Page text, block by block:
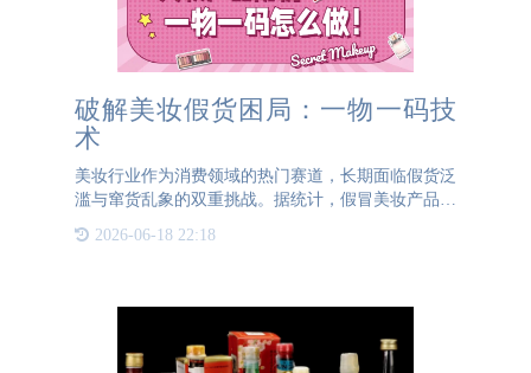
破解美妆假货困局：一物一码技
术
美妆行业作为消费领域的热门赛道，长期面临假货泛
滥与窜货乱象的双重挑战。据统计，假冒美妆产品年
均增长率高达30%，不仅严重侵蚀品牌价值，更对消
费者健康构成潜在威胁。为破解这一困局，通宝
2026-06-18 22:18